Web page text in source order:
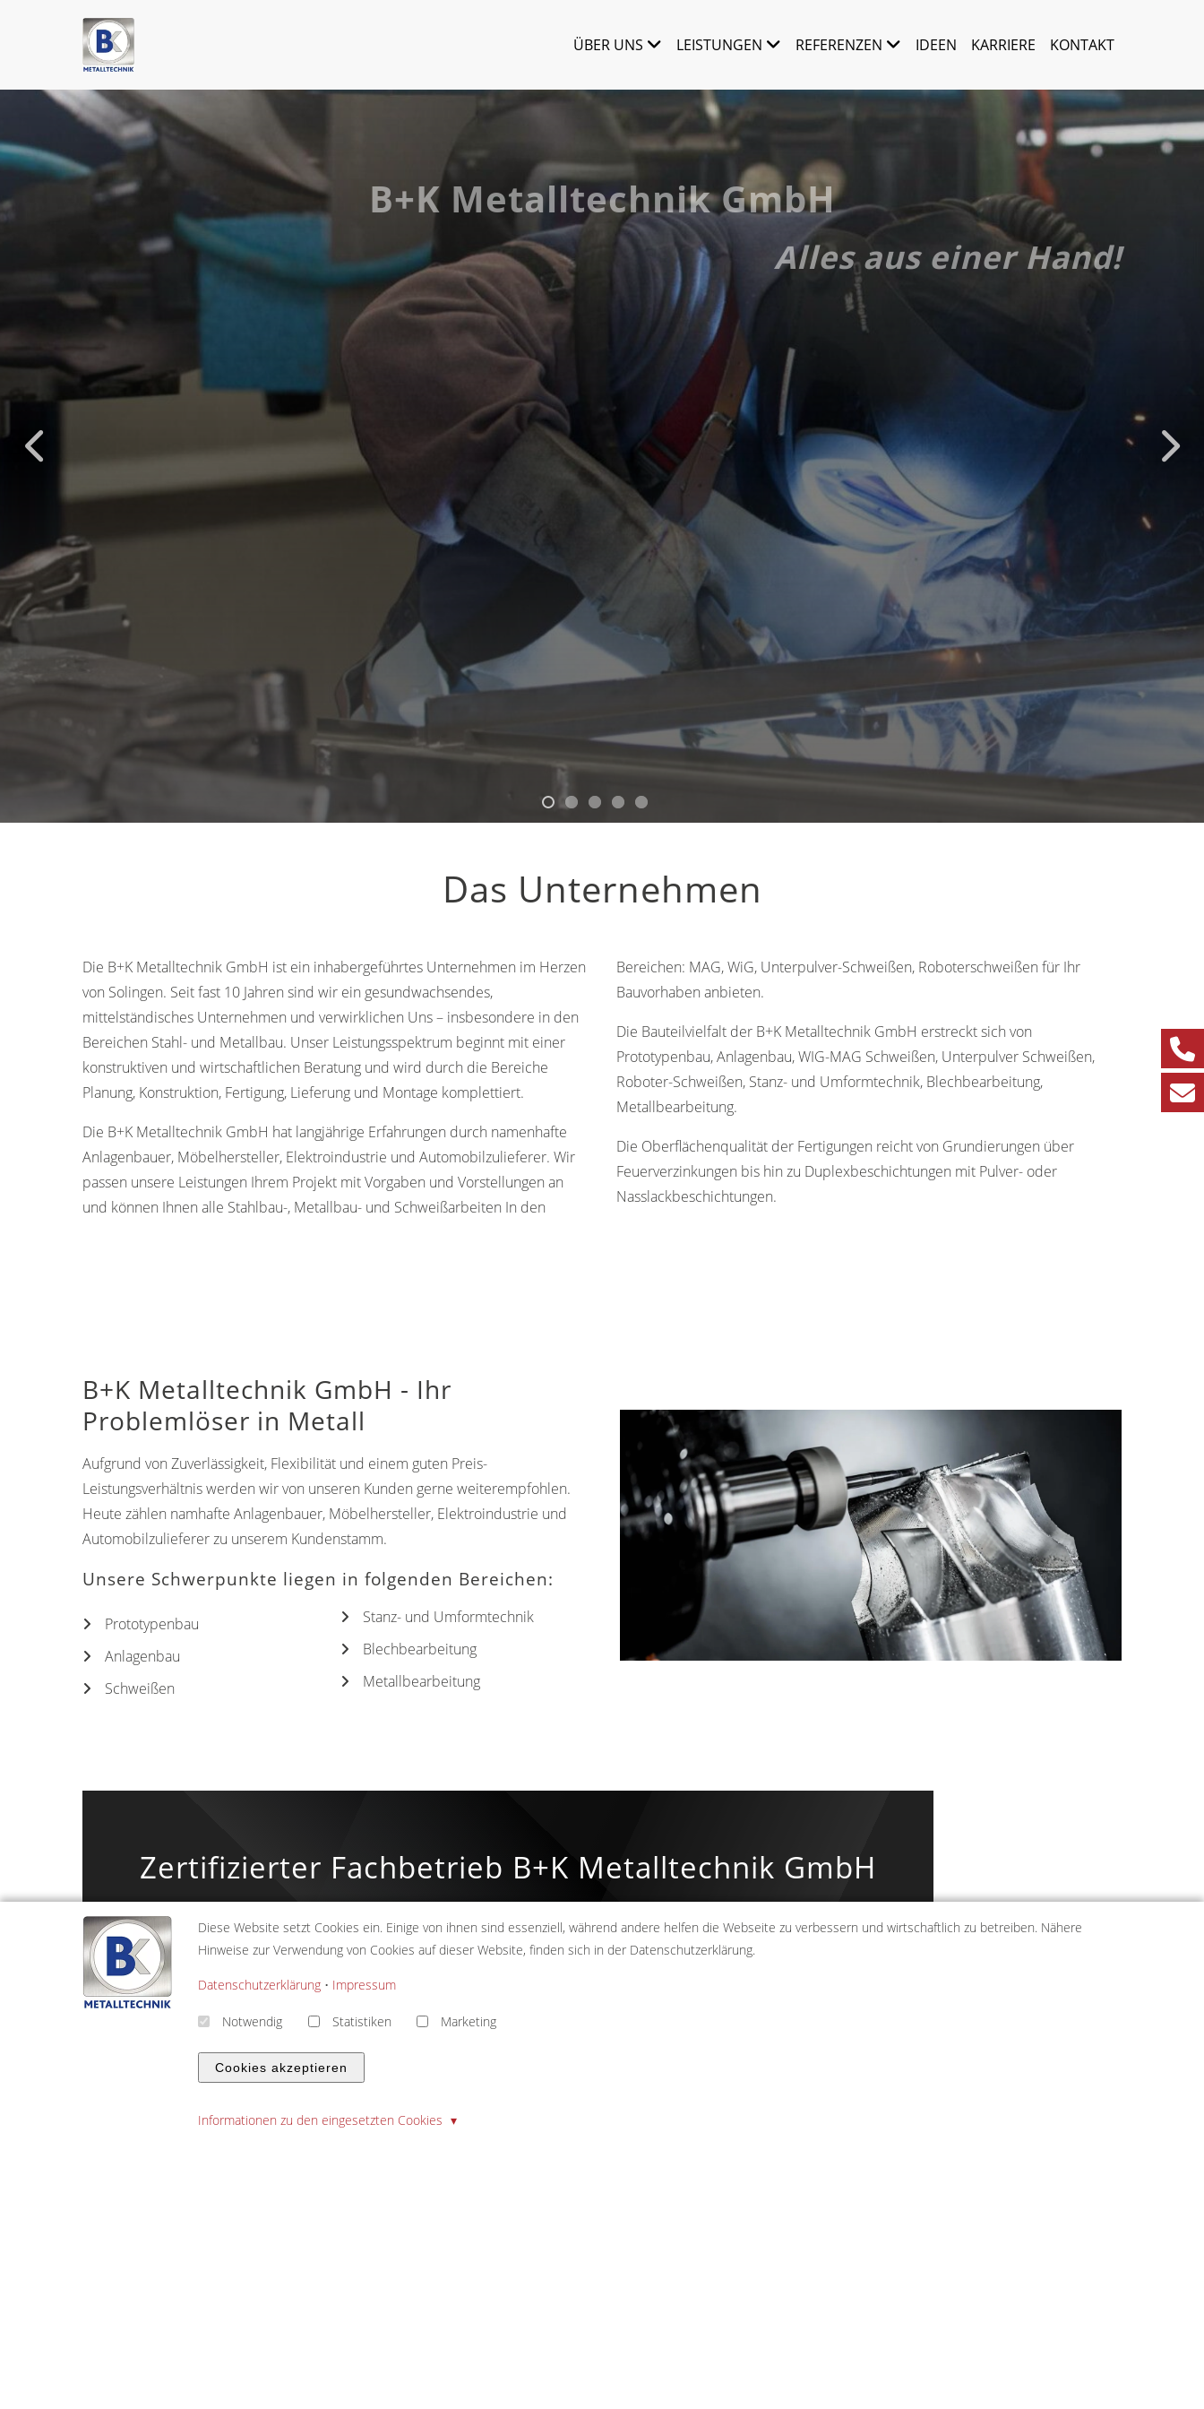
ÜBER UNS LEISTUNGEN REFERENZEN IDEEN KARRIERE KONTAKT
Das Unternehmen
Die B+K Metalltechnik GmbH ist ein inhabergeführtes Unternehmen im Herzen
von Solingen. Seit fast 10 Jahren sind wir ein gesundwachsendes,
mittelständisches Unternehmen und verwirklichen Uns – insbesondere in den
Bereichen Stahl- und Metallbau. Unser Leistungsspektrum beginnt mit einer
konstruktiven und wirtschaftlichen Beratung und wird durch die Bereiche
Planung, Konstruktion, Fertigung, Lieferung und Montage komplettiert.
Die B+K Metalltechnik GmbH hat langjährige Erfahrungen durch namenhafte
Anlagenbauer, Möbelhersteller, Elektroindustrie und Automobilzulieferer. Wir
passen unsere Leistungen Ihrem Projekt mit Vorgaben und Vorstellungen an
und können Ihnen alle Stahlbau-, Metallbau- und Schweißarbeiten In den
Bereichen: MAG, WiG, Unterpulver-Schweißen, Roboterschweißen für Ihr
Bauvorhaben anbieten.
Die Bauteilvielfalt der B+K Metalltechnik GmbH erstreckt sich von
Prototypenbau, Anlagenbau, WIG-MAG Schweißen, Unterpulver Schweißen,
Roboter-Schweißen, Stanz- und Umformtechnik, Blechbearbeitung,
Metallbearbeitung.
Die Oberflächenqualität der Fertigungen reicht von Grundierungen über
Feuerverzinkungen bis hin zu Duplexbeschichtungen mit Pulver- oder
Nasslackbeschichtungen.
B+K Metalltechnik GmbH - Ihr
Problemlöser in Metall
Aufgrund von Zuverlässigkeit, Flexibilität und einem guten Preis-
Leistungsverhältnis werden wir von unseren Kunden gerne weiterempfohlen.
Heute zählen namhafte Anlagenbauer, Möbelhersteller, Elektroindustrie und
Automobilzulieferer zu unserem Kundenstamm.
Unsere Schwerpunkte liegen in folgenden Bereichen:
Prototypenbau
Anlagenbau
Schweißen
Stanz- und Umformtechnik
Blechbearbeitung
Metallbearbeitung
Zertifizierter Fachbetrieb B+K Metalltechnik GmbH
Beste Qualität, alles aus einer Hand.
Diese Website setzt Cookies ein. Einige von ihnen sind essenziell, während andere helfen die Webseite zu verbessern und wirtschaftlich zu betreiben. Nähere
Hinweise zur Verwendung von Cookies auf dieser Website, finden sich in der Datenschutzerklärung.
Datenschutzerklärung • Impressum
Notwendig Statistiken Marketing
Cookies akzeptieren
Informationen zu den eingesetzten Cookies